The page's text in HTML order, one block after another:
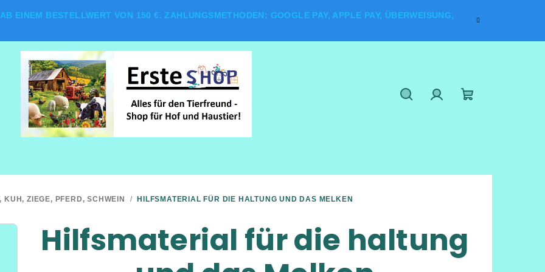
EINEM BESTELLWERT VON 150 €. ZAHLUNGSMETHODEN: GOOGLE PAY, APPLE PAY, ÜBERWEISUNG,
KUH, ZIEGE, PFERD, SCHWEIN / HILFSMATERIAL FÜR DIE HALTUNG UND DAS MELKEN
Hilfsmaterial für die haltung